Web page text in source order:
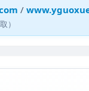
/
）